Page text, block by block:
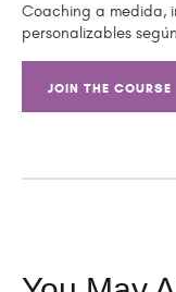
Coaching a medida,
personalizables
JOIN THE COURSE